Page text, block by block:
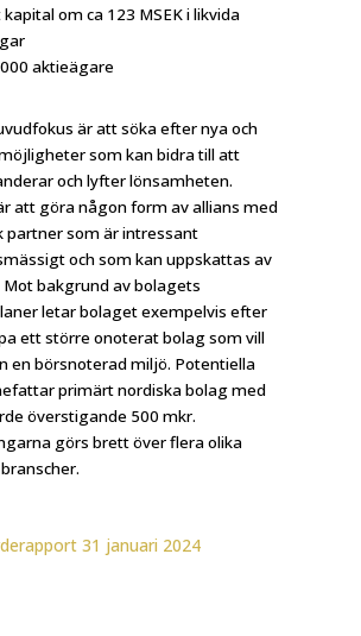
om ca 123 MSEK i likvida
aktieägare
är att söka efter nya och
som kan bidra till att
och lyfter lönsamheten.
att göra någon form av allians med
partner som är intressant
och som kan uppskattas av
bakgrund av bolagets
letar bolaget exempelvis efter
ett större onoterat bolag som vill
en börsnoterad miljö. Potentiella
primärt nordiska bolag med
överstigande 500 mkr.
görs brett över flera olika
31 januari 2024